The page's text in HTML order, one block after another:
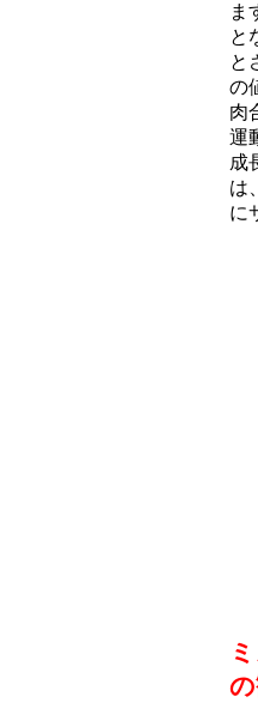
ま
と
と
の
肉
運
成
は
に